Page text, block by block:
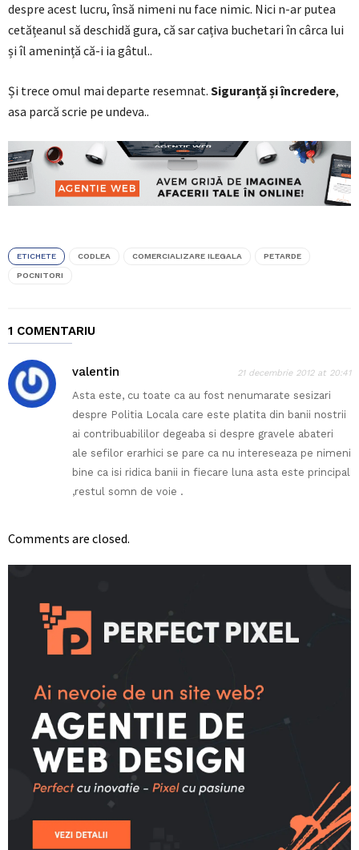
despre acest lucru, însă nimeni nu face nimic. Nici n-ar putea
cetățeanul să deschidă gura, că sar cațiva buchetari în cârca lui
și îl amenință că-i ia gâtul..
Și trece omul mai departe resemnat. Siguranță și încredere,
asa parcă scrie pe undeva..
ETICHETE CODLEA COMERCIALIZARE ILEGALA PETARDE
POCNITORI
1 COMENTARIU
valentin 21 decembrie 2012 at 20:41
Asta este, cu toate ca au fost nenumarate sesizari
despre Politia Locala care este platita din banii nostrii
ai contribuabililor degeaba si despre gravele abateri
ale sefilor erarhici se pare ca nu intereseaza pe nimeni
bine ca isi ridica banii in fiecare luna asta este principal
,restul somn de voie .
Comments are closed.